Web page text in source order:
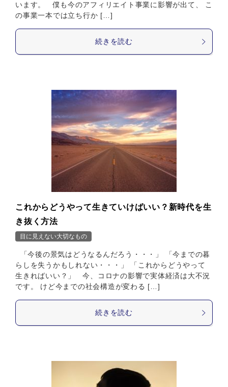
います。 僕も今のアフィリエイト事業に影響が出て、 こ
の事業一本では立ち行か […]
続きを読む
これからどうやって生きていけばいい？新時代を生
き抜く方法
目に見えない大切なもの
「今後の景気はどうなるんだろう・・・」 「今までの暮
らしを失うかもしれない・・・」 「これからどうやって
生きればいい？」 今、コロナの影響で実体経済は大不況
です。 けど今までの社会構造が変わる […]
続きを読む